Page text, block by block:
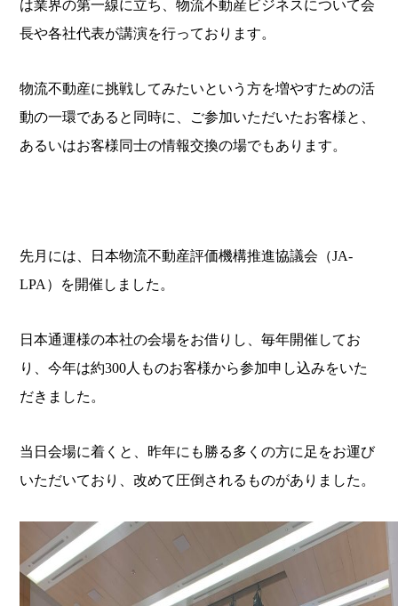
は業界の第一線に立ち、物流不動産ビジネスについて会
長や各社代表が講演を行っております。
物流不動産に挑戦してみたいという方を増やすための活
動の一環であると同時に、ご参加いただいたお客様と、
あるいはお客様同士の情報交換の場でもあります。
先月には、日本物流不動産評価機構推進協議会（JA-
LPA）を開催しました。
日本通運様の本社の会場をお借りし、毎年開催してお
り、今年は約300人ものお客様から参加申し込みをいた
だきました。
当日会場に着くと、昨年にも勝る多くの方に足をお運び
いただいており、改めて圧倒されるものがありました。